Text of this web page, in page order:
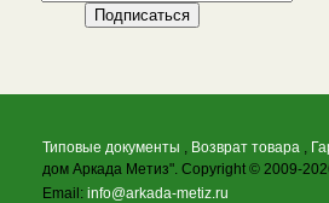
Типовые документы , Возврат товара ,
дом Аркада Метиз". Copyright © 2009-
Email: info@arkada-metiz.ru